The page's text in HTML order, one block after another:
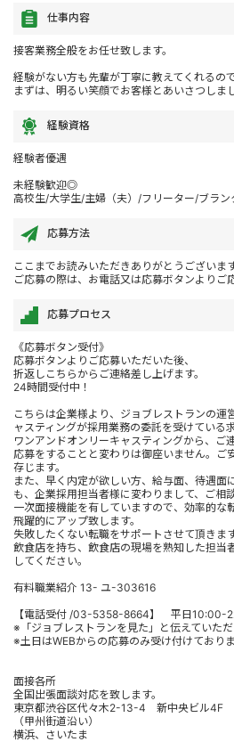
仕事内容
接客業務全般をお任せ致します。
経験がない方も先輩が丁寧に教えてくれるの
まずは、明るい笑顔でお客様とあいさつしま
経験資格
経験者優遇
未経験歓迎◎
高校生/大学生/主婦（夫）/フリーター/ブラ
応募方法
ここまでお読みいただきありがとうございます
ご応募の際は、お電話又は応募ボタンよりご
応募プロセス
《応募ボタン受付》
応募ボタンよりご応募いただいた後、
折返しこちらからご連絡差し上げます。
24時間受付中！
こちらは企業様より、ジョブレストランの運
ャスティングが採用業務の委託を受けている
ワンアンドオンリーキャスティングから、ご
応募をすることと変わりは御座いません。ご
存じます。
また、早く内定が欲しい方、給与面、待遇面
も、企業採用担当者様に変わりまして、ご相
一次面接機能を有していますので、効率的な
飛躍的にアップ致します。
失敗したくない転職をサポートさせて頂きま
飲食店を持ち、飲食店の現場を熟知した担当
してください。
有料職業紹介 13- ユ-303616
【電話受付 /03-5358-8664】 平日10:00-
※「ジョブレストランを見た」と伝えていただ
※土日はWEBからの応募のみ受け付けておりま
面接各所
全国出張面談対応を致します。
東京都渋谷区代々木2-13-4 新中央ビル4F
（甲州街道沿い）
横浜、さいたま